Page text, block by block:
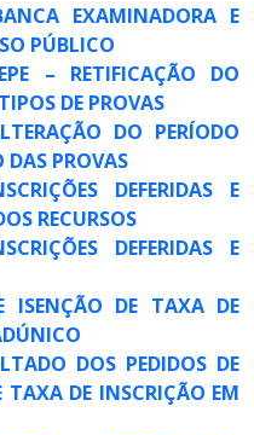
EXAMINADORA E
PÚBLICO
– RETIFICAÇÃO DO
DE PROVAS
DO PERÍODO
DAS PROVAS
DEFERIDAS E
RECURSOS
DEFERIDAS E
ISENÇÃO DE TAXA DE
DOS PEDIDOS DE
TAXA DE INSCRIÇÃO EM